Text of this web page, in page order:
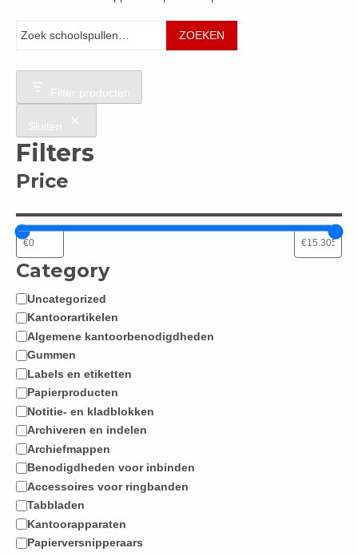
ZOEKEN
Filter producten
Sluiten
Filters
Price
Category
Categorie
Uncategorized
Kantoorartikelen
Algemene kantoorbenodigdheden
Gummen
Labels en etiketten
Papierproducten
Notitie- en kladblokken
Archiveren en indelen
Archiefmappen
Benodigdheden voor inbinden
Accessoires voor ringbanden
Tabbladen
Kantoorapparaten
Papierversnipperaars